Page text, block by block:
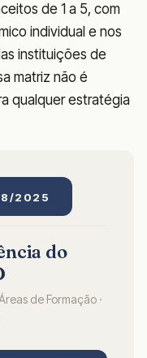
de 1 a 5, com
individual e nos
instituições de
matriz não é
qualquer estratégia
2025
do
de Formação ·